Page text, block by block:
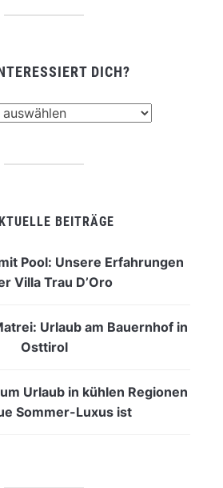
DICH?
BEITRÄGE
Pool: Unsere Erfahrungen
Villa Trau D’Oro
Urlaub am Bauernhof in
Osttirol
Urlaub in kühlen Regionen
Sommer-Luxus ist